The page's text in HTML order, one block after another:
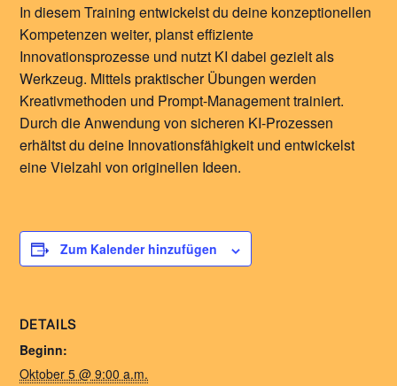
In diesem Training entwickelst du deine konzeptionellen
Kompetenzen weiter, planst effiziente
Innovationsprozesse und nutzt KI dabei gezielt als
Werkzeug. Mittels praktischer Übungen werden
Kreativmethoden und Prompt-Management trainiert.
Durch die Anwendung von sicheren KI-Prozessen
erhältst du deine Innovationsfähigkeit und entwickelst
eine Vielzahl von originellen Ideen.
Zum Kalender hinzufügen
DETAILS
Beginn:
Oktober 5 @ 9:00 a.m.